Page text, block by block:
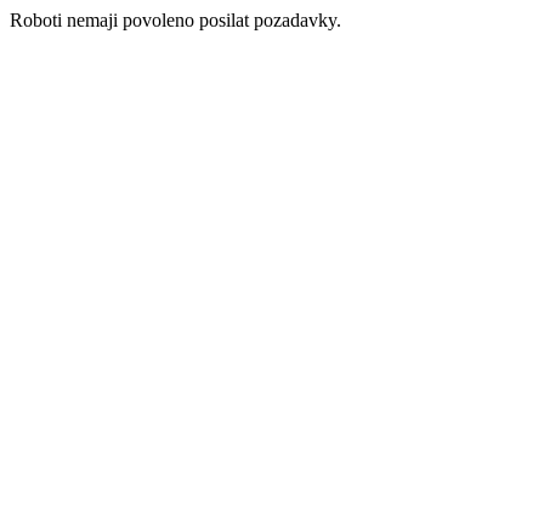
Roboti nemaji povoleno posilat pozadavky.